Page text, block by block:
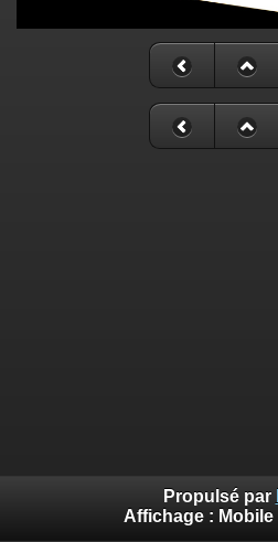
Propulsé par
Affichage : Mobile